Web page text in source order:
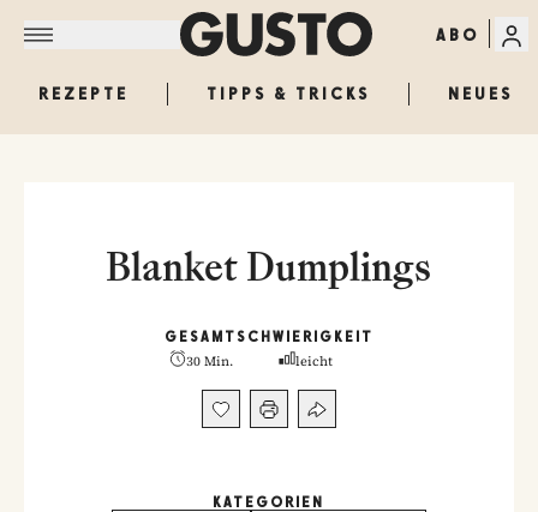
ABO
REZEPTE TIPPS & TRICKS NEUES
Blanket Dumplings
GESAMT
30 Min.
SCHWIERIGKEIT
leicht
KATEGORIEN